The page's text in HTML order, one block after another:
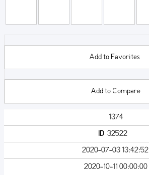
Add to Favorites
Add to Compare
1374
ID32522
2020-07-03 13:42:52
2020-10-11 00:00:00